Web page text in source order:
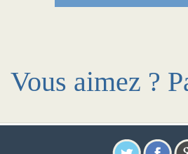
Vous aimez ?